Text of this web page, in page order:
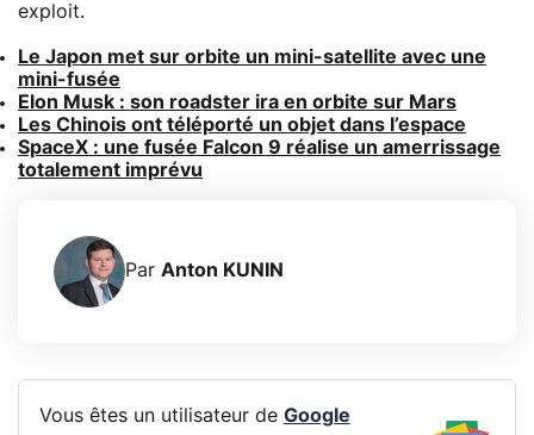
exploit.
Le Japon met sur orbite un mini-satellite avec une
mini-fusée
Elon Musk : son roadster ira en orbite sur Mars
Les Chinois ont téléporté un objet dans l’espace
SpaceX : une fusée Falcon 9 réalise un amerrissage
totalement imprévu
Par Anton KUNIN
Vous êtes un utilisateur de Google